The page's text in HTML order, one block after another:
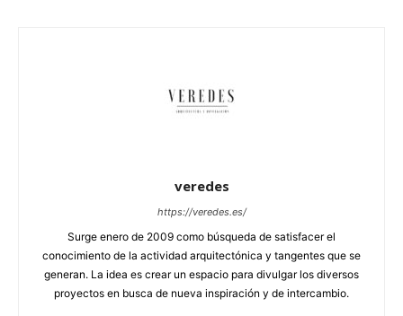
veredes
https://veredes.es/
Surge enero de 2009 como búsqueda de satisfacer el
conocimiento de la actividad arquitectónica y tangentes que se
generan. La idea es crear un espacio para divulgar los diversos
proyectos en busca de nueva inspiración y de intercambio.